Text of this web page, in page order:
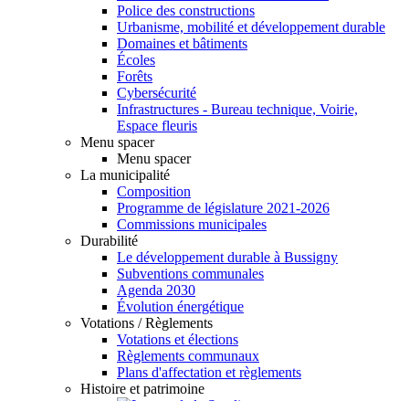
Police des constructions
Urbanisme, mobilité et développement durable
Domaines et bâtiments
Écoles
Forêts
Cybersécurité
Infrastructures - Bureau technique, Voirie,
Espace fleuris
Menu spacer
Menu spacer
La municipalité
Composition
Programme de législature 2021-2026
Commissions municipales
Durabilité
Le développement durable à Bussigny
Subventions communales
Agenda 2030
Évolution énergétique
Votations / Règlements
Votations et élections
Règlements communaux
Plans d'affectation et règlements
Histoire et patrimoine